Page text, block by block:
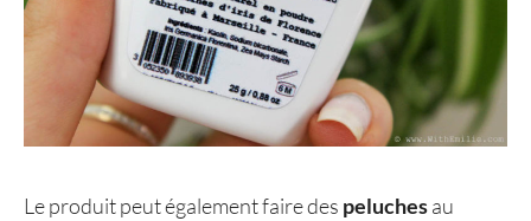
Le produit peut également faire des peluchesau